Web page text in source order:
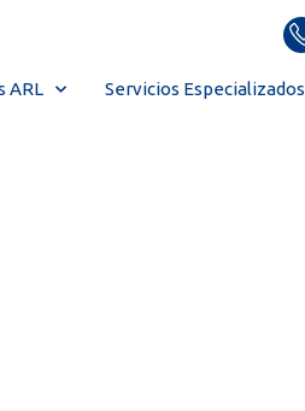
ARL Servicios Especializados